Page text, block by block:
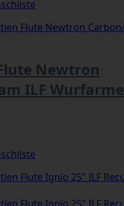
Newtron
ILF Wurfarme